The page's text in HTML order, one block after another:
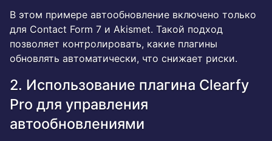
В этом примере автообновление включено только
для Contact Form 7 и Akismet. Такой подход
позволяет контролировать, какие плагины
обновлять автоматически, что снижает риски.
2. Использование плагина Clearfy
Pro для управления
автообновлениями